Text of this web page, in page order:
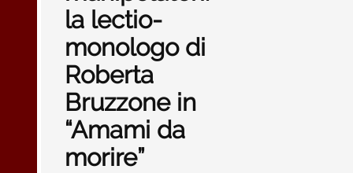
la lectio-
monologo di
Roberta
Bruzzone in
“Amami da
morire”